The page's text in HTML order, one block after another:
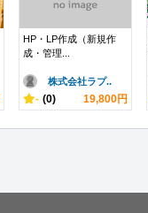
HP・LP作成（新規作
成・管理...
株式会社ラプ..
- (0) 19,800円